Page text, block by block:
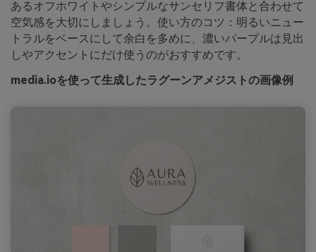
あるオフホワイトやシンプルなサンセリフ書体と合わせて
空気感を大切にしましょう。使い方のコツ：明るいニュー
トラルをベースにして余白を多めに、濃いパープルは見出
しやアクセントにだけ使うのがおすすめです。
media.ioを使って生成したラグーンアメジストの画像例